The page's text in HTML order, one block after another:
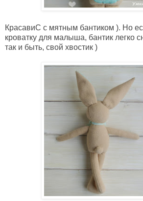
КрасавиС с мятным бантиком ). Но
кроватку для малыша, бантик легко
так и быть, свой хвостик )